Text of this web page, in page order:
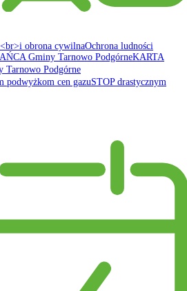
Ochrona ludności
KARTA
Podgórne
STOP drastycznym